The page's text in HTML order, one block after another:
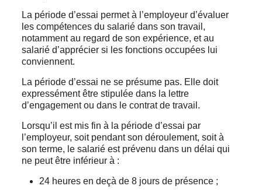
La période d’essai permet à l’employeur d’évaluer
les compétences du salarié dans son travail,
notamment au regard de son expérience, et au
salarié d’apprécier si les fonctions occupées lui
conviennent.
La période d’essai ne se présume pas. Elle doit
expressément être stipulée dans la lettre
d’engagement ou dans le contrat de travail.
Lorsqu’il est mis fin à la période d’essai par
l’employeur, soit pendant son déroulement, soit à
son terme, le salarié est prévenu dans un délai qui
ne peut être inférieur à :
24 heures en deçà de 8 jours de présence ;